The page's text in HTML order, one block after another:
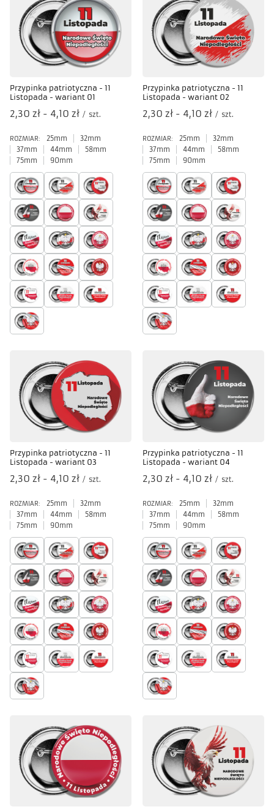
Przypinka patriotyczna - 11
Listopada - wariant 01
od
2,30 zł - do
4,10 zł / szt.
ROZMIAR: 25mm
32mm
37mm
44mm
58mm
75mm
90mm
Przypinka patriotyczna - 11
Listopada - wariant 02
od
2,30 zł - do
4,10 zł / szt.
ROZMIAR: 25mm
32mm
37mm
44mm
58mm
75mm
90mm
Przypinka patriotyczna - 11
Listopada - wariant 03
od
2,30 zł - do
4,10 zł / szt.
ROZMIAR: 25mm
32mm
37mm
44mm
58mm
75mm
90mm
Przypinka patriotyczna - 11
Listopada - wariant 04
od
2,30 zł - do
4,10 zł / szt.
ROZMIAR: 25mm
32mm
37mm
44mm
58mm
75mm
90mm